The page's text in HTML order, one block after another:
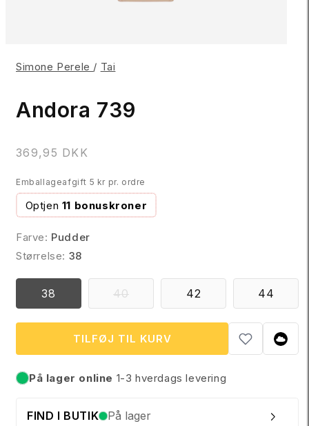
Simone Perele / Tai
Andora 739
N
r
m
a
l
p
369,95 DKK
Emballageafgift 5 kr pr. ordre
Optjen 11 bonuskroner
Farve: Pudder
Størrelse: 38
38 40VARIANTEN
ELLER
UTILGÆNGELIG
42 44
TILFØJ TIL KURV
På lager
På lager online 1-3 hverdags levering
FIND I BUTIK På lager